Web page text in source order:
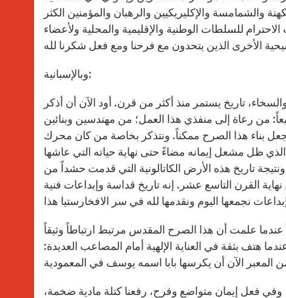
والشمامسة والإكليريكيين والرهبان والمؤمنين الكثر
للسلطات الوطنية والإقليمية والمحلية ولأعضاء
وبالإسبانية:
تاريخ يستمر منذ أكثر من قرن. أود الآن أن أذكر
من رعاة إلى منفذي هذا العمل؛ من مهندسين وبنائين
بناء هذا الصرح ممكناً. ونتذكر بخاصة من كان محرك
ظل مشعل إيمانه مضاءً حتى نهاية حياته التي عاشها
تاريخ هذه الأرض الكاتالونية التي قدمت حشداً من
القرن التاسع عشر. إنه تاريخ قداسة وإبداعات فنية
عندما علمت أن هذا الصرح المقدس مرتبط ارتباطاً وثيقاً
هتف بثقة في العناية الإلهية أمام المصاعب العديدة:
وفي فعل إيمان متواضع وفرح، رفعنا كتلة مادية ضخمة،